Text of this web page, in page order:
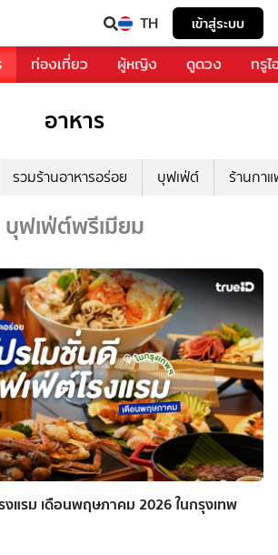
TH เข้าสู่ระบบ
ท่องเที่ยว ผู้หญิง ดูดวง ทรู
อาหาร
รวมร้านอาหารอร่อย บุฟเฟ่ต์ ร้านกา
บุฟเฟ่ต์พรีเมียม
งแรม เดือนพฤษภาคม 2026 ในกรุงเทพ